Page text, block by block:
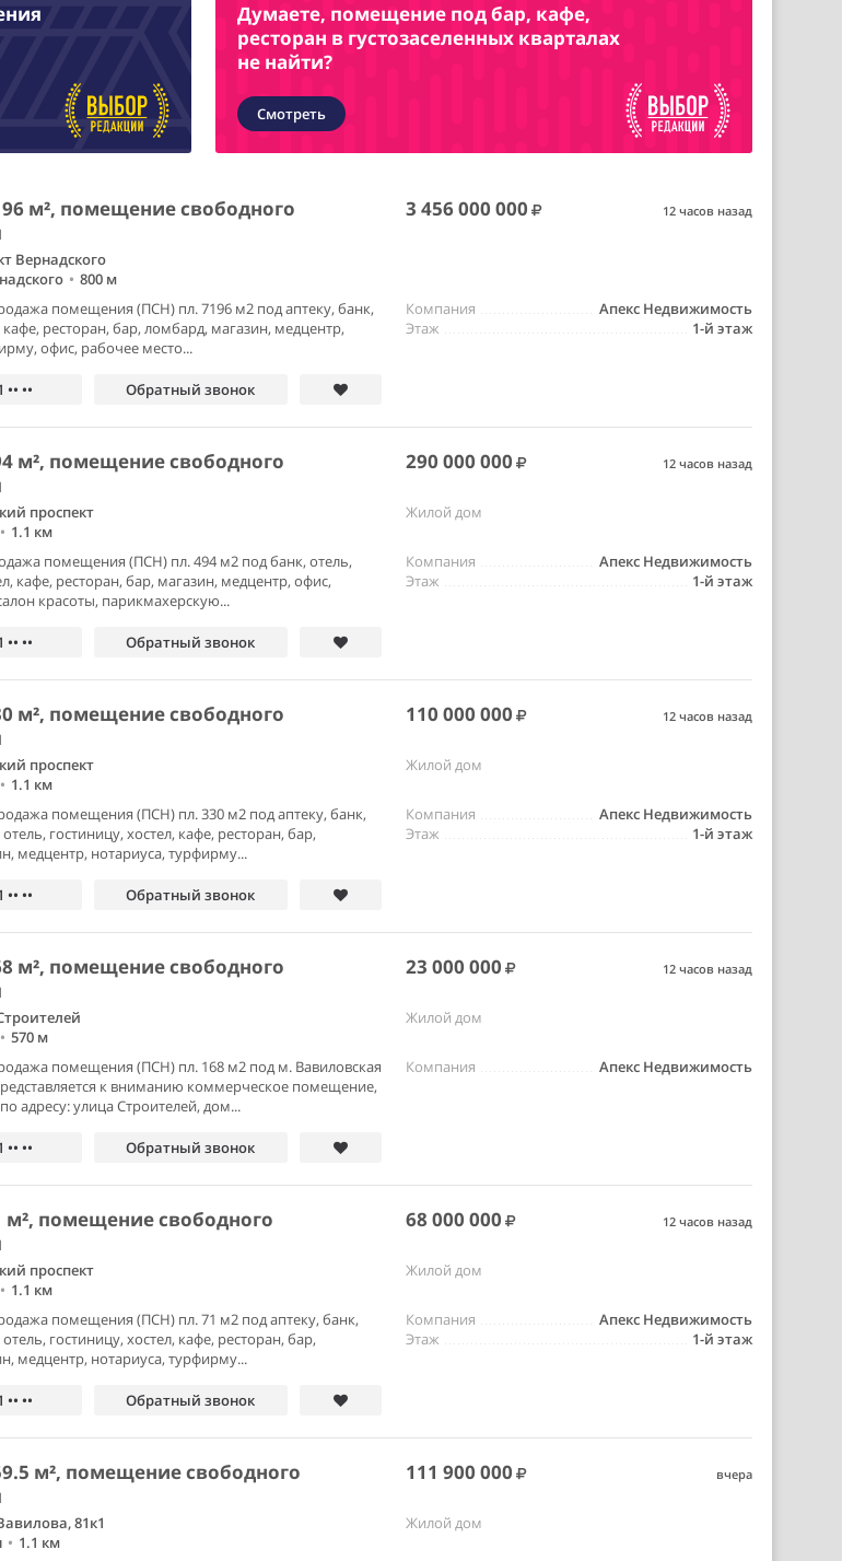
Думаете, помещение под бар, кафе,
ресторан в густозаселенных кварталах
не найти?
Смотреть
м², помещение свободного
3 456 000 000 12 часов назад
Вернадского
• 800 м
помещения (ПСН) пл. 7196 м2 под аптеку, банк,
ресторан, бар, ломбард, магазин, медцентр,
офис, рабочее место...
Апекс Недвижимость
Компания
1-й этаж
Этаж
•• Обратный звонок
м², помещение свободного
290 000 000 12 часов назад
проспект
• 1.1 км
Жилой дом
помещения (ПСН) пл. 494 м2 под банк, отель,
кафе, ресторан, бар, магазин, медцентр, офис,
красоты, парикмахерскую...
Апекс Недвижимость
Компания
1-й этаж
Этаж
•• Обратный звонок
м², помещение свободного
110 000 000 12 часов назад
проспект
• 1.1 км
Жилой дом
помещения (ПСН) пл. 330 м2 под аптеку, банк,
гостиницу, хостел, кафе, ресторан, бар,
медцентр, нотариуса, турфирму...
Апекс Недвижимость
Компания
1-й этаж
Этаж
•• Обратный звонок
м², помещение свободного
23 000 000 12 часов назад
• 570 м
Жилой дом
помещения (ПСН) пл. 168 м2 под м. Вавиловская
к вниманию коммерческое помещение,
адресу: улица Строителей, дом...
Апекс Недвижимость
Компания
•• Обратный звонок
помещение свободного
68 000 000 12 часов назад
проспект
• 1.1 км
Жилой дом
помещения (ПСН) пл. 71 м2 под аптеку, банк,
гостиницу, хостел, кафе, ресторан, бар,
медцентр, нотариуса, турфирму...
Апекс Недвижимость
Компания
1-й этаж
Этаж
•• Обратный звонок
м², помещение свободного
111 900 000 вчера
81к1
• 1.1 км
Жилой дом